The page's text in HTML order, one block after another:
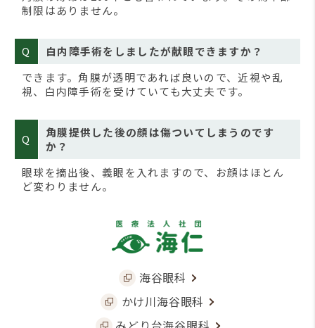
制限はありません。
Q
白内障手術をしましたが献眼できますか？
できます。角膜が透明であれば良いので、近視や乱
視、白内障手術を受けていても大丈夫です。
Q
角膜提供した後の顔は傷ついてしまうのです
か？
眼球を摘出後、義眼を入れますので、お顔はほとん
ど変わりません。
海谷眼科
かけ川海谷眼科